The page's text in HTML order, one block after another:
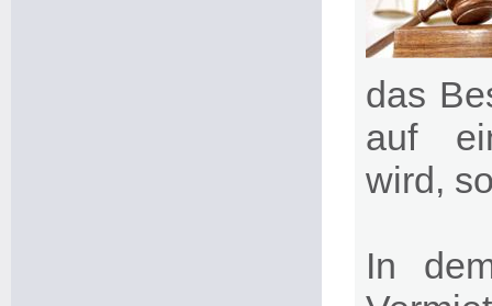
das
auf
wird,
In